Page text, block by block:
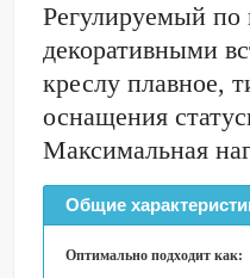
Регулируемый по
декоративными
креслу плавное,
оснащения
Максимальная
Общие
Оптимально подходит как: